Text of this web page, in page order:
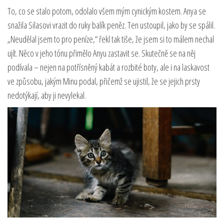
To, co se stalo potom, odolalo všem mým cynickým kostem. Anya se
snažila Silasovi vrazit do ruky balík peněz. Ten ustoupil, jako by se spálil.
„Neudělal jsem to pro peníze,“ řekl tak tiše, že jsem si to málem nechal
ujít. Něco v jeho tónu přimělo Anyu zastavit se. Skutečně se na něj
podívala – nejen na potřísněný kabát a rozbité boty, ale i na laskavost
ve způsobu, jakým Minu podal, přičemž se ujistil, že se jejich prsty
nedotýkají, aby ji nevylekal.